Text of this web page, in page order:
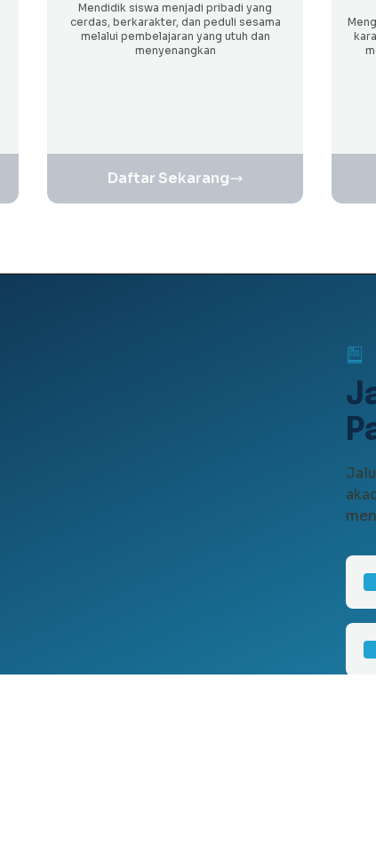
Mendidik siswa menjadi pribadi yang
cerdas, berkarakter, dan peduli sesama
melalui pembelajaran yang utuh dan
menyenangkan
Daftar Sekarang